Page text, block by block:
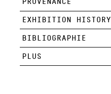
EXHIBITION HISTORY
BIBLIOGRAPHIE
PLUS